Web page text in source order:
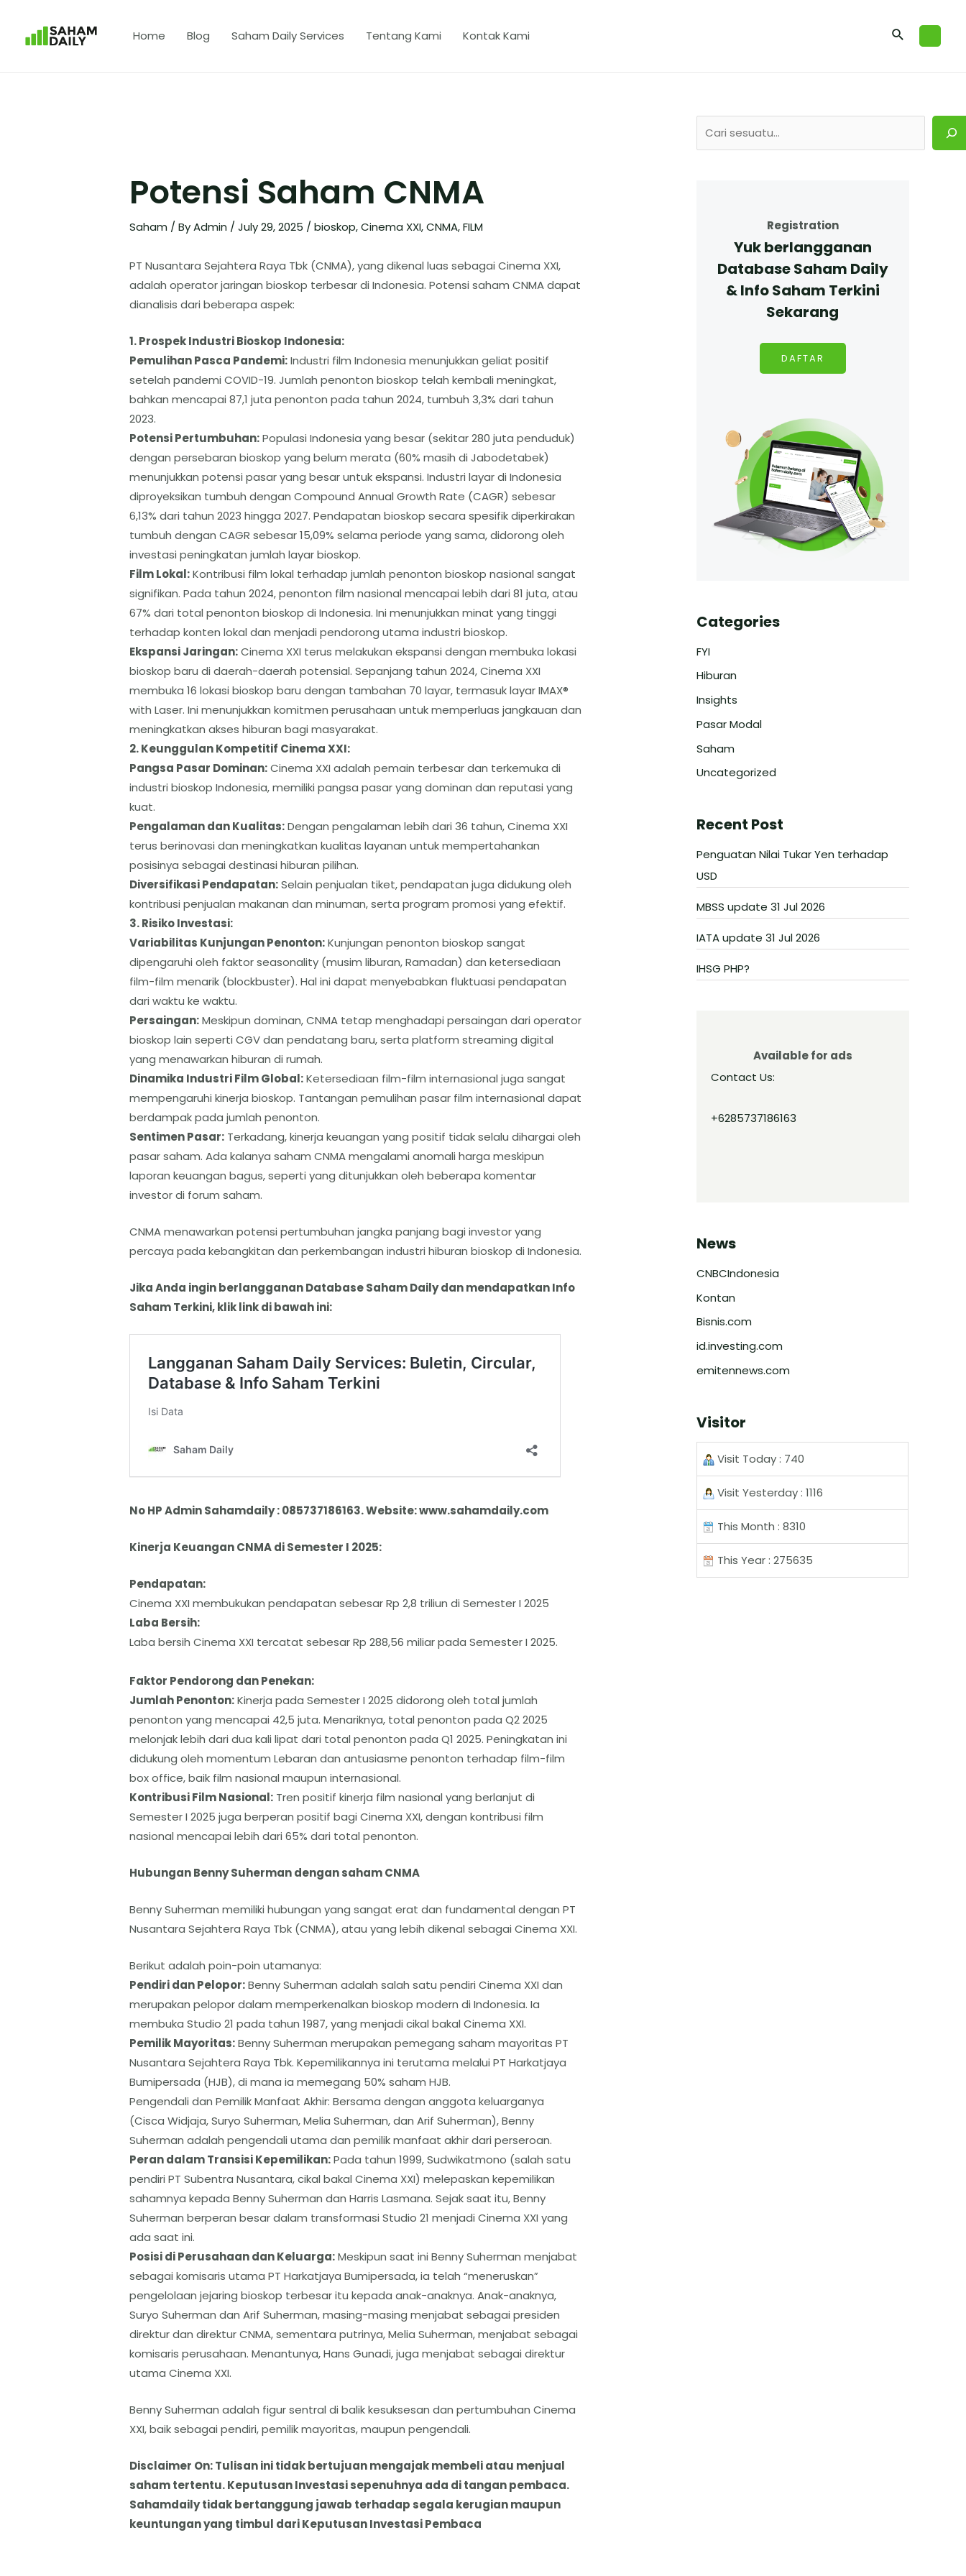
Home Blog Saham Daily Services Tentang Kami Kontak Kami
Potensi Saham CNMA
Saham / ByAdmin / July 29, 2025 / bioskop,Cinema XXI,CNMA,FILM
​PT Nusantara Sejahtera Raya Tbk (CNMA), yang dikenal luas sebagai Cinema XXI,
adalah operator jaringan bioskop terbesar di Indonesia. Potensi saham CNMA dapat
dianalisis dari beberapa aspek:
​1. Prospek Industri Bioskop Indonesia:
​Pemulihan Pasca Pandemi:Industri film Indonesia menunjukkan geliat positif
setelah pandemi COVID-19. Jumlah penonton bioskop telah kembali meningkat,
bahkan mencapai 87,1 juta penonton pada tahun 2024, tumbuh 3,3% dari tahun
2023.
​Potensi Pertumbuhan:Populasi Indonesia yang besar (sekitar 280 juta penduduk)
dengan persebaran bioskop yang belum merata (60% masih di Jabodetabek)
menunjukkan potensi pasar yang besar untuk ekspansi. Industri layar di Indonesia
diproyeksikan tumbuh dengan Compound Annual Growth Rate (CAGR) sebesar
6,13% dari tahun 2023 hingga 2027. Pendapatan bioskop secara spesifik diperkirakan
tumbuh dengan CAGR sebesar 15,09% selama periode yang sama, didorong oleh
investasi peningkatan jumlah layar bioskop.
​Film Lokal:Kontribusi film lokal terhadap jumlah penonton bioskop nasional sangat
signifikan. Pada tahun 2024, penonton film nasional mencapai lebih dari 81 juta, atau
67% dari total penonton bioskop di Indonesia. Ini menunjukkan minat yang tinggi
terhadap konten lokal dan menjadi pendorong utama industri bioskop.
​Ekspansi Jaringan:Cinema XXI terus melakukan ekspansi dengan membuka lokasi
bioskop baru di daerah-daerah potensial. Sepanjang tahun 2024, Cinema XXI
membuka 16 lokasi bioskop baru dengan tambahan 70 layar, termasuk layar IMAX®
with Laser. Ini menunjukkan komitmen perusahaan untuk memperluas jangkauan dan
meningkatkan akses hiburan bagi masyarakat.
​2. Keunggulan Kompetitif Cinema XXI:
​Pangsa Pasar Dominan:Cinema XXI adalah pemain terbesar dan terkemuka di
industri bioskop Indonesia, memiliki pangsa pasar yang dominan dan reputasi yang
kuat.
​Pengalaman dan Kualitas:Dengan pengalaman lebih dari 36 tahun, Cinema XXI
terus berinovasi dan meningkatkan kualitas layanan untuk mempertahankan
posisinya sebagai destinasi hiburan pilihan.
​Diversifikasi Pendapatan:Selain penjualan tiket, pendapatan juga didukung oleh
kontribusi penjualan makanan dan minuman, serta program promosi yang efektif.
​3. Risiko Investasi:
​Variabilitas Kunjungan Penonton:Kunjungan penonton bioskop sangat
dipengaruhi oleh faktor seasonality (musim liburan, Ramadan) dan ketersediaan
film-film menarik (blockbuster). Hal ini dapat menyebabkan fluktuasi pendapatan
dari waktu ke waktu.
​Persaingan:Meskipun dominan, CNMA tetap menghadapi persaingan dari operator
bioskop lain seperti CGV dan pendatang baru, serta platform streaming digital
yang menawarkan hiburan di rumah.
​Dinamika Industri Film Global:Ketersediaan film-film internasional juga sangat
mempengaruhi kinerja bioskop. Tantangan pemulihan pasar film internasional dapat
berdampak pada jumlah penonton.
​Sentimen Pasar:Terkadang, kinerja keuangan yang positif tidak selalu dihargai oleh
pasar saham. Ada kalanya saham CNMA mengalami anomali harga meskipun
laporan keuangan bagus, seperti yang ditunjukkan oleh beberapa komentar
investor di forum saham.
CNMA menawarkan potensi pertumbuhan jangka panjang bagi investor yang
percaya pada kebangkitan dan perkembangan industri hiburan bioskop di Indonesia.
Jika Anda ingin berlangganan Database Saham Daily dan mendapatkan Info
Saham Terkini, klik link di bawah ini:
No HP Admin Sahamdaily : 085737186163. Website: www.sahamdaily.com
Kinerja Keuangan CNMA di Semester I 2025:
​Pendapatan:
​Cinema XXI membukukan pendapatan sebesar Rp 2,8 triliun di Semester I 2025
​Laba Bersih:
​Laba bersih Cinema XXI tercatat sebesar Rp 288,56 miliar pada Semester I 2025.
​Faktor Pendorong dan Penekan:
​Jumlah Penonton:Kinerja pada Semester I 2025 didorong oleh total jumlah
penonton yang mencapai 42,5 juta. Menariknya, total penonton pada Q2 2025
melonjak lebih dari dua kali lipat dari total penonton pada Q1 2025. Peningkatan ini
didukung oleh momentum Lebaran dan antusiasme penonton terhadap film-film
box office, baik film nasional maupun internasional.
​Kontribusi Film Nasional:Tren positif kinerja film nasional yang berlanjut di
Semester I 2025 juga berperan positif bagi Cinema XXI, dengan kontribusi film
nasional mencapai lebih dari 65% dari total penonton.
​​Hubungan Benny Suherman dengan saham CNMA
Benny Suherman memiliki hubungan yang sangat erat dan fundamental dengan PT
Nusantara Sejahtera Raya Tbk (CNMA), atau yang lebih dikenal sebagai Cinema XXI.
Berikut adalah poin-poin utamanya:
​Pendiri dan Pelopor:Benny Suherman adalah salah satu pendiri Cinema XXI dan
merupakan pelopor dalam memperkenalkan bioskop modern di Indonesia. Ia
membuka Studio 21 pada tahun 1987, yang menjadi cikal bakal Cinema XXI.
​Pemilik Mayoritas:Benny Suherman merupakan pemegang saham mayoritas PT
Nusantara Sejahtera Raya Tbk. Kepemilikannya ini terutama melalui PT Harkatjaya
Bumipersada (HJB), di mana ia memegang 50% saham HJB.
​Pengendali dan Pemilik Manfaat Akhir: Bersama dengan anggota keluarganya
(Cisca Widjaja, Suryo Suherman, Melia Suherman, dan Arif Suherman), Benny
Suherman adalah pengendali utama dan pemilik manfaat akhir dari perseroan.
​Peran dalam Transisi Kepemilikan:Pada tahun 1999, Sudwikatmono (salah satu
pendiri PT Subentra Nusantara, cikal bakal Cinema XXI) melepaskan kepemilikan
sahamnya kepada Benny Suherman dan Harris Lasmana. Sejak saat itu, Benny
Suherman berperan besar dalam transformasi Studio 21 menjadi Cinema XXI yang
ada saat ini.
​Posisi di Perusahaan dan Keluarga:Meskipun saat ini Benny Suherman menjabat
sebagai komisaris utama PT Harkatjaya Bumipersada, ia telah “meneruskan”
pengelolaan jejaring bioskop terbesar itu kepada anak-anaknya. Anak-anaknya,
Suryo Suherman dan Arif Suherman, masing-masing menjabat sebagai presiden
direktur dan direktur CNMA, sementara putrinya, Melia Suherman, menjabat sebagai
komisaris perusahaan. Menantunya, Hans Gunadi, juga menjabat sebagai direktur
utama Cinema XXI.
Benny Suherman adalah figur sentral di balik kesuksesan dan pertumbuhan Cinema
XXI, baik sebagai pendiri, pemilik mayoritas, maupun pengendali.
Disclaimer On: Tulisan ini tidak bertujuan mengajak membeli atau menjual
saham tertentu. Keputusan Investasi sepenuhnya ada di tangan pembaca.
Sahamdaily tidak bertanggung jawab terhadap segala kerugian maupun
keuntungan yang timbul dari Keputusan Investasi Pembaca
Registration
Yuk berlangganan
Database Saham Daily
& Info Saham Terkini
Sekarang
DAFTAR
Categories
FYI
Hiburan
Insights
Pasar Modal
Saham
Uncategorized
Recent Post
Penguatan Nilai Tukar Yen terhadap
USD
MBSS update 31 Jul 2026
IATA update 31 Jul 2026
IHSG PHP?
Available for ads
Contact Us:
+6285737186163
News
CNBCIndonesia
Kontan
Bisnis.com
id.investing.com
emitennews.com
Visitor
Visit Today : 740
Visit Yesterday : 1116
This Month : 8310
This Year : 275635